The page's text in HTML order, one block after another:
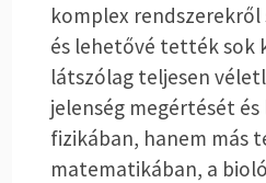
komplex
és lehetővé tették sok
látszólag teljesen
jelenség megértését
fizikában, hanem más
matematikában, a